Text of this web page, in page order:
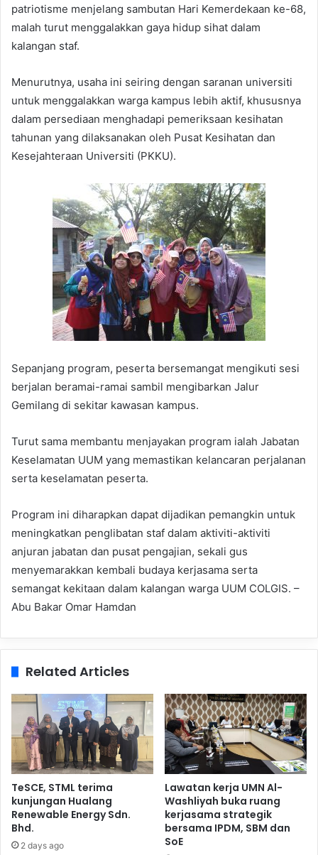
patriotisme menjelang sambutan Hari Kemerdekaan ke-68,
malah turut menggalakkan gaya hidup sihat dalam
kalangan staf.
Menurutnya, usaha ini seiring dengan saranan universiti
untuk menggalakkan warga kampus lebih aktif, khususnya
dalam persediaan menghadapi pemeriksaan kesihatan
tahunan yang dilaksanakan oleh Pusat Kesihatan dan
Kesejahteraan Universiti (PKKU).
Sepanjang program, peserta bersemangat mengikuti sesi
berjalan beramai-ramai sambil mengibarkan Jalur
Gemilang di sekitar kawasan kampus.
Turut sama membantu menjayakan program ialah Jabatan
Keselamatan UUM yang memastikan kelancaran perjalanan
serta keselamatan peserta.
Program ini diharapkan dapat dijadikan pemangkin untuk
meningkatkan penglibatan staf dalam aktiviti-aktiviti
anjuran jabatan dan pusat pengajian, sekali gus
menyemarakkan kembali budaya kerjasama serta
semangat kekitaan dalam kalangan warga UUM COLGIS. –
Abu Bakar Omar Hamdan
Related Articles
TeSCE, STML terima
kunjungan Hualang
Renewable Energy Sdn.
Bhd.
2 days ago
Lawatan kerja UMN Al-
Washliyah buka ruang
kerjasama strategik
bersama IPDM, SBM dan
SoE